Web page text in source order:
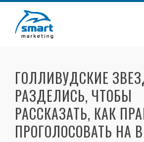
content
ГОЛЛИВУДСКИЕ
РАЗДЕЛИСЬ, ЧТОБЫ
РАССКАЗАТЬ, КАК
ПРОГОЛОСОВАТЬ НА